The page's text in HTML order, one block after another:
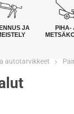
JA
PIHA-
autotarvikkeet